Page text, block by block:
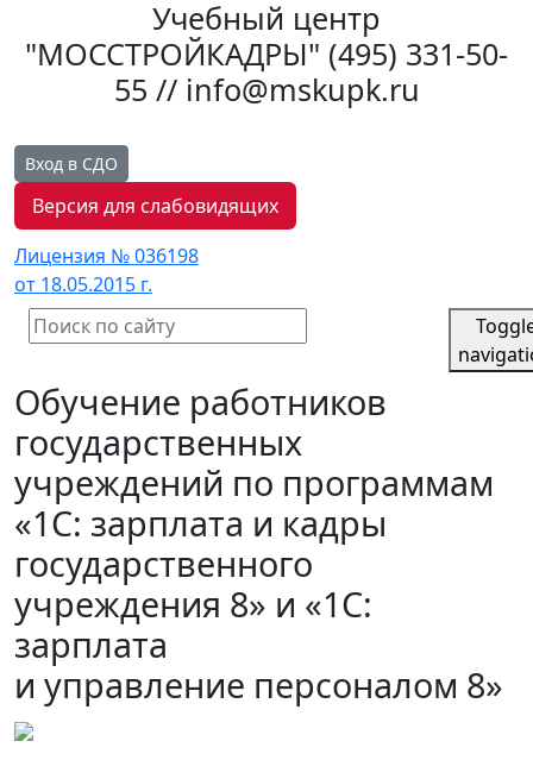
Учебный центр
"МОССТРОЙКАДРЫ" (495) 331-50-
55 // info@mskupk.ru
Вход в СДО
Версия для слабовидящих
Лицензия № 036198
от 18.05.2015 г.
Обучение работников
государственных
учреждений по программам
«1С: зарплата и кадры
государственного
учреждения 8» и «1С:
зарплата
и управление персоналом 8»